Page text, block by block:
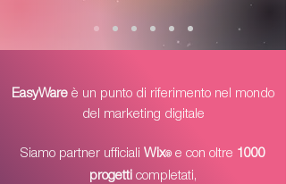
​​​EasyWare è un punto di riferimento nel mondo
del marketing digitale
Siamo partner ufficiali Wix® e con oltre 1000
progetti completati,